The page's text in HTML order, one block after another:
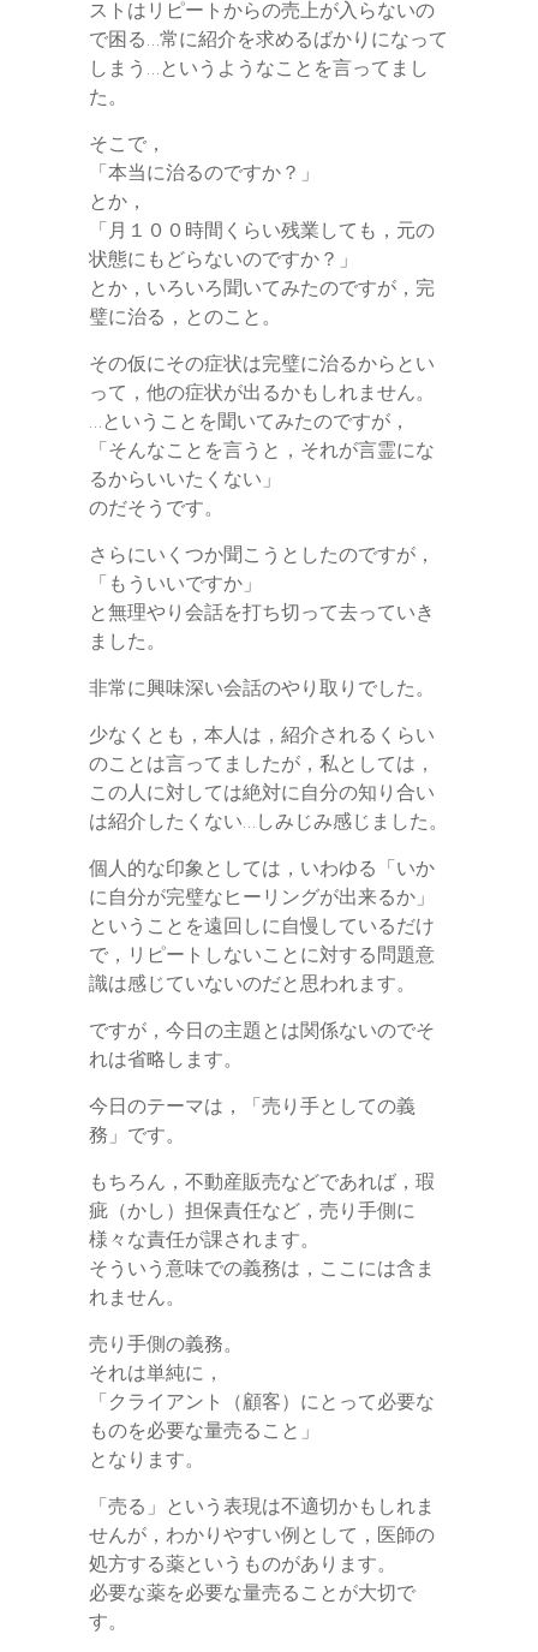
ストはリピートからの売上が入らないの
で困る…常に紹介を求めるばかりになって
しまう…というようなことを言ってまし
た。
そこで，
「本当に治るのですか？」
とか，
「月１００時間くらい残業しても，元の
状態にもどらないのですか？」
とか，いろいろ聞いてみたのですが，完
璧に治る，とのこと。
その仮にその症状は完璧に治るからとい
って，他の症状が出るかもしれません。
…ということを聞いてみたのですが，
「そんなことを言うと，それが言霊にな
るからいいたくない」
のだそうです。
さらにいくつか聞こうとしたのですが，
「もういいですか」
と無理やり会話を打ち切って去っていき
ました。
非常に興味深い会話のやり取りでした。
少なくとも，本人は，紹介されるくらい
のことは言ってましたが，私としては，
この人に対しては絶対に自分の知り合い
は紹介したくない…しみじみ感じました。
個人的な印象としては，いわゆる「いか
に自分が完璧なヒーリングが出来るか」
ということを遠回しに自慢しているだけ
で，リピートしないことに対する問題意
識は感じていないのだと思われます。
ですが，今日の主題とは関係ないのでそ
れは省略します。
今日のテーマは，「売り手としての義
務」です。
もちろん，不動産販売などであれば，瑕
疵（かし）担保責任など，売り手側に
様々な責任が課されます。
そういう意味での義務は，ここには含ま
れません。
売り手側の義務。
それは単純に，
「クライアント（顧客）にとって必要な
ものを必要な量売ること」
となります。
「売る」という表現は不適切かもしれま
せんが，わかりやすい例として，医師の
処方する薬というものがあります。
必要な薬を必要な量売ることが大切で
す。